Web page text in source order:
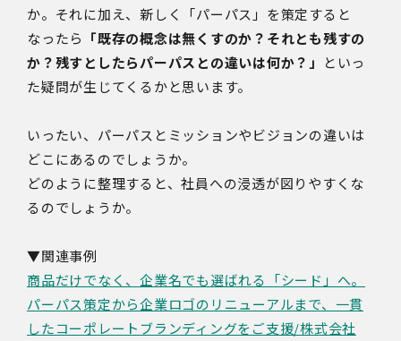
か。それに加え、新しく「パーパス」を策定すると
なったら 「既存の概念は無くすのか？それとも残すの
か？残すとしたらパーパスとの違いは何か？」
といっ
た疑問が生じてくるかと思います。
いったい、パーパスとミッションやビジョンの違いは
どこにあるのでしょうか。
どのように整理すると、社員への浸透が図りやすくな
るのでしょうか。
▼関連事例
商品だけでなく、企業名でも選ばれる「シード」へ。
パーパス策定から企業ロゴのリニューアルまで、一貫
したコーポレートブランディングをご支援/株式会社